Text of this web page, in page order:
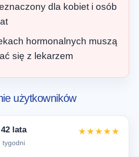
dla kobiet i osób
hormonalnych muszą
się z lekarzem
użytkowników
lata
tygodni
★★★★★